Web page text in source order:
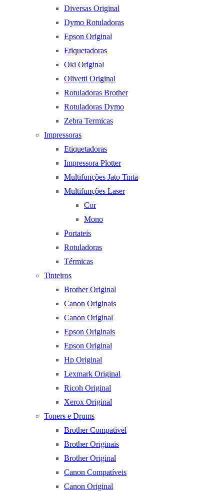
Diversas Original
Dymo Rotuladoras
Epson Original
Etiquetadoras
Oki Original
Olivetti Original
Rotuladoras Brother
Rotuladoras Dymo
Zebra Termicas
Impressoras
Etiquetadoras
Impressora Plotter
Multifunções Jato Tinta
Multifunções Laser
Cor
Mono
Portateis
Rotuladoras
Térmicas
Tinteiros
Brother Original
Canon Originais
Canon Original
Epson Originais
Epson Original
Hp Original
Lexmark Original
Ricoh Original
Xerox Original
Toners e Drums
Brother Compativel
Brother Originais
Brother Original
Canon Compatíveis
Canon Original